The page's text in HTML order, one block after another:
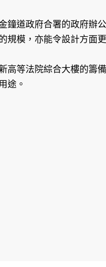
道政府合署的政府辦
規模，亦能令設計方面
等法院綜合大樓的籌
途。